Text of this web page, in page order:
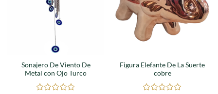
Sonajero De Viento De
Metal con Ojo Turco
Figura Elefante De La Suerte
cobre